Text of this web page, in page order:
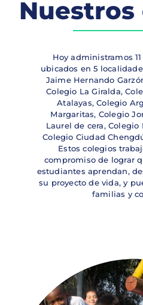
Hoy administramos
ubicados en 5
Jaime Hernando
Colegio La Giralda,
Atalayas, Colegio
Margaritas, Colegio
Laurel de cera, Colegio
Colegio Ciudad
Estos colegios
compromiso de lograr
estudiantes aprendan,
su proyecto de vida, y
familias y